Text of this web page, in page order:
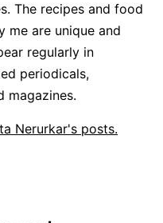
The recipes and food
me are unique and
regularly in
periodicals,
magazines.
Nerurkar's posts.